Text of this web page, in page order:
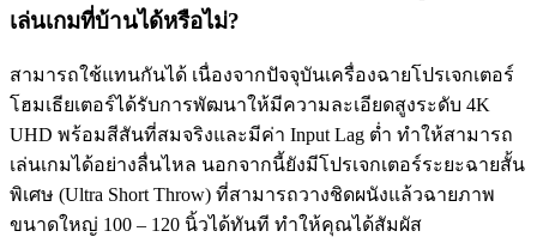
เล่นเกมที่บ้านได้หรือไม่?
สามารถใช้แทนกันได้ เนื่องจากปัจจุบันเครื่องฉายโปรเจกเตอร์
โฮมเธียเตอร์ได้รับการพัฒนาให้มีความละเอียดสูงระดับ 4K
UHD พร้อมสีสันที่สมจริงและมีค่า Input Lag ต่ำ ทำให้สามารถ
เล่นเกมได้อย่างลื่นไหล นอกจากนี้ยังมีโปรเจกเตอร์ระยะฉายสั้น
พิเศษ (Ultra Short Throw) ที่สามารถวางชิดผนังแล้วฉายภาพ
ขนาดใหญ่ 100 – 120 นิ้วได้ทันที ทำให้คุณได้สัมผัส